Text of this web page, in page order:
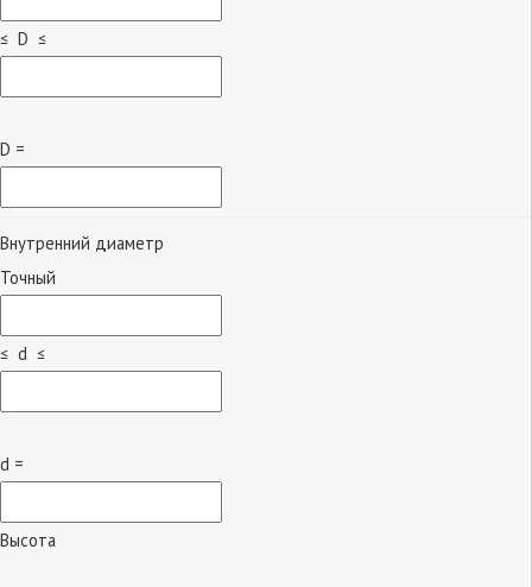
≤ D ≤
D =
Внутренний диаметр
Точный
≤ d ≤
d =
Высота